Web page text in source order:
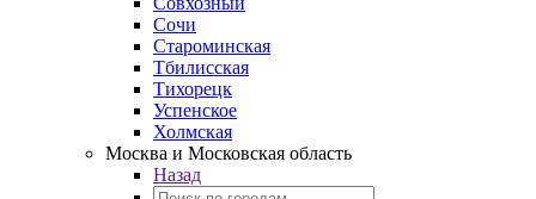
Сочи
Староминская
Тбилисская
Тихорецк
Успенское
Холмская
Москва и Московская область
Назад